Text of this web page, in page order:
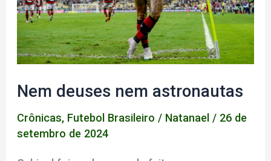
Nem deuses nem astronautas
Crônicas, Futebol Brasileiro / Natanael/ 26 de
setembro de 2024